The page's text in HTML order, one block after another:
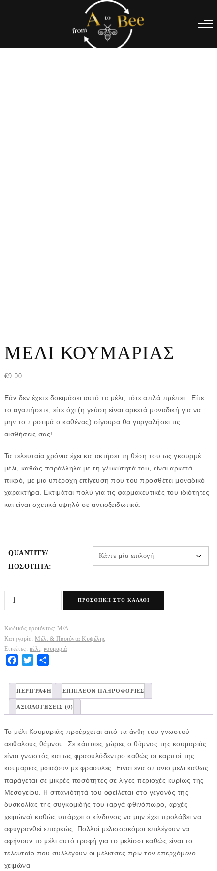
ΜΈΛΙ ΚΟΥΜΑΡΙΆΣ
€9.00
Εάν δεν έχετε δοκιμάσει αυτό το μέλι, τότε απλά πρέπει. Είτε
το αγαπήσετε, είτε όχι (η γεύση είναι αρκετά μοναδική για να
μην το προτιμά ο καθένας) σίγουρα θα γαργαλήσει τις
αισθήσεις σας!
Τα τελευταία χρόνια έχει κατακτήσει τη θέση του ως γκουρμέ
μέλι, καθώς παράλληλα με τη γλυκύτητά του, είναι αρκετά
πικρό, με μια υπέροχη επίγευση που του προσθέτει μοναδικό
χαρακτήρα. Εκτιμάται πολύ για τις φαρμακευτικές του ιδιότητες
και είναι σχετικά υψηλό σε αντιοξειδωτικά.
QUANTITY/
ΠΟΣΌΤΗΤΑ:
Μέλι
Κουμαριάς
ΠΡΟΣΘΉΚΗ ΣΤΟ ΚΑΛΆΘΙ
Κωδικός προϊόντος:Μ/Δ
Κατηγορία:Μέλι & Προϊόντα Κυψέλης
Ετικέτες: μέλι κουμαριά
FacebookTwitter
ΠΕΡΙΓΡΑΦΉ ΕΠΙΠΛΈΟΝ ΠΛΗΡΟΦΟΡΊΕΣ
ΑΞΙΟΛΟΓΉΣΕΙΣ (0)
Το μέλι Κουμαριάς προέρχεται από τα άνθη του γνωστού
αειθαλούς θάμνου. Σε κάποιες χώρες ο θάμνος της κουμαριάς
είναι γνωστός και ως φραουλόδεντρο καθώς οι καρποί της
κουμαριάς μοιάζουν με φράουλες. Είναι ένα σπάνιο μέλι καθώς
παράγεται σε μικρές ποσότητες σε λίγες περιοχές κυρίως της
Μεσογείου. Η σπανιότητά του οφείλεται στο γεγονός της
δυσκολίας της συγκομιδής του (αργά φθινόπωρο, αρχές
χειμώνα) καθώς υπάρχει ο κίνδυνος να μην έχει προλάβει να
αφυγρανθεί επαρκώς. Πολλοί μελισσοκόμοι επιλέγουν να
αφήνουν το μέλι αυτό τροφή για το μελίσσι καθώς είναι το
τελευταίο που συλλέγουν οι μέλισσες πριν τον επερχόμενο
χειμώνα.